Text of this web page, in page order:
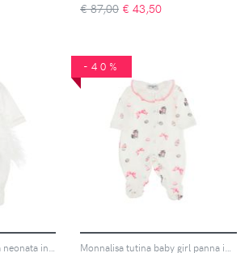
€ 87,00 € 43,50
-40%